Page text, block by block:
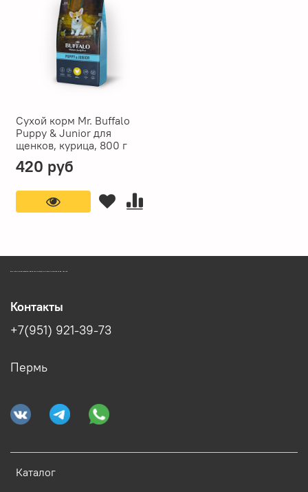
Сухой корм Mr. Buffalo
Puppy & Junior для
щенков, курица, 800 г
420 руб
Каталог
Контакты
+7(951) 921-39-73
Пермь